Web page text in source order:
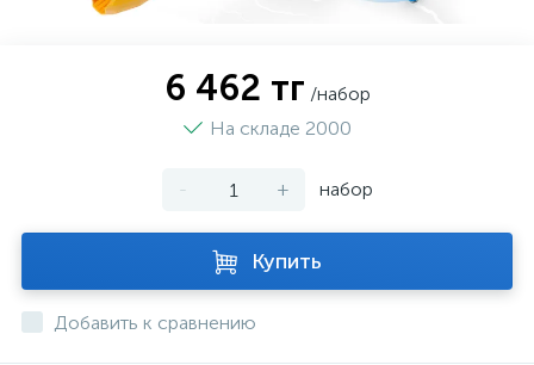
6 462 тг /набор
На складе 2000
- + набор
Купить
Добавить к сравнению